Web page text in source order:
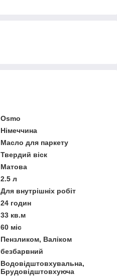
Osmo
Німеччина
Масло для паркету
Твердий віск
Матова
2.5 л
Для внутрішніх робіт
24 годин
33 кв.м
60 міс
Пензликом, Валіком
безбарвний
Водовідштовхувальна,
Брудовідштовхуюча